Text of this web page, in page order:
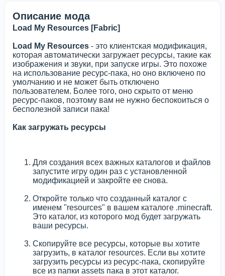
Описание мода
Load My Resources [Fabric]
Load My Resources - это клиентская модификация,
которая автоматически загружает ресурсы, такие как
изображения и звуки, при запуске игры. Это похоже
на использование ресурс-пака, но оно включено по
умолчанию и не может быть отключено
пользователем. Более того, оно скрыто от меню
ресурс-паков, поэтому вам не нужно беспокоиться о
бесполезной записи пака!
Как загружать ресурсы
Для создания всех важных каталогов и файлов
запустите игру один раз с установленной
модификацией и закройте ее снова.
Откройте только что созданный каталог с
именем "resources" в вашем каталоге .minecraft.
Это каталог, из которого мод будет загружать
ваши ресурсы.
Скопируйте все ресурсы, которые вы хотите
загрузить, в каталог resources. Если вы хотите
загрузить ресурсы из ресурс-пака, скопируйте
все из папки assets пака в этот каталог.